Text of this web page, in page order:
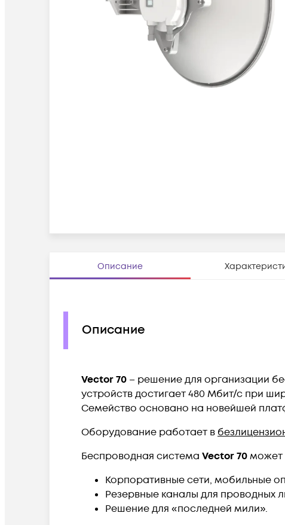
Описание
Описание
Vector 70 – решение для организации
устройств достигает 480 Мбит/с при
Семейство основано на новейшей
Оборудование работает в
Беспроводная система Vector 70может
Корпоративные сети, мобильные
Резервные каналы для проводных
Решение для «последней мили».